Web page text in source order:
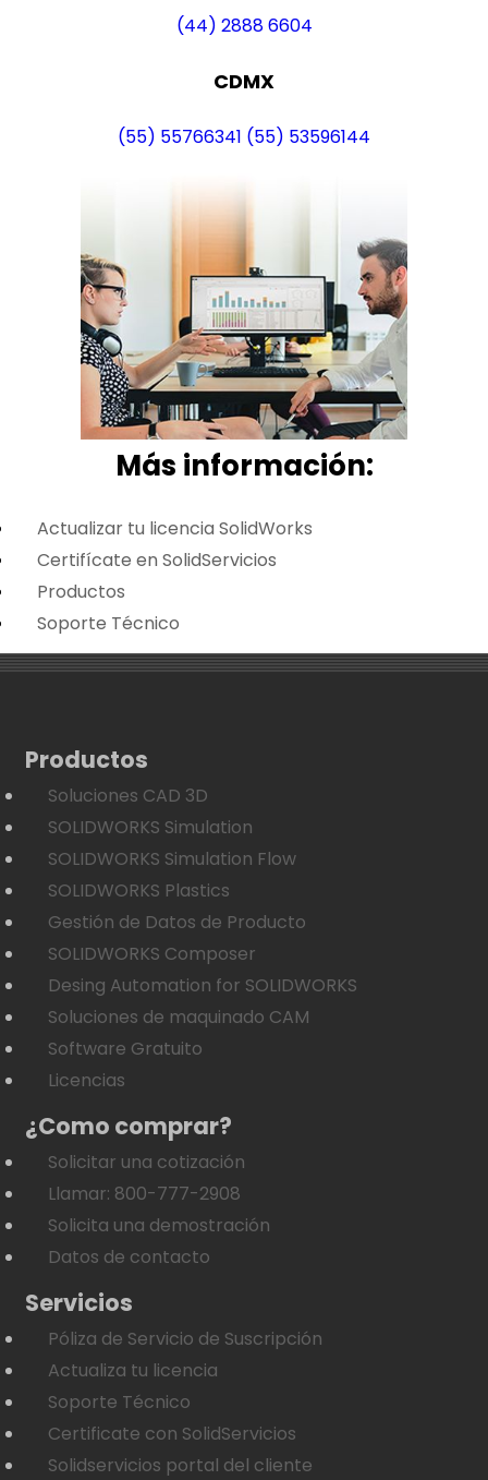
(44) 2888 6604
CDMX
(55) 55766341 (55) 53596144
Más información:
Actualizar tu licencia SolidWorks
Certifícate en SolidServicios
Productos
Soporte Técnico
Productos
Soluciones CAD 3D
SOLIDWORKS Simulation
SOLIDWORKS Simulation Flow
SOLIDWORKS Plastics
Gestión de Datos de Producto
SOLIDWORKS Composer
Desing Automation for SOLIDWORKS
Soluciones de maquinado CAM
Software Gratuito
Licencias
¿Como comprar?
Solicitar una cotización
Llamar: 800-777-2908
Solicita una demostración
Datos de contacto
Servicios
Póliza de Servicio de Suscripción
Actualiza tu licencia
Soporte Técnico
Certificate con SolidServicios
Solidservicios portal del cliente